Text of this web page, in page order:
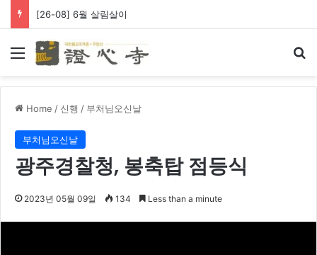
[26-08] 6월 살림살이
Menu
Home / 신행 / 부처님오신날
부처님오신날
광주경찰청, 봉축탑 점등식
2023년 05월 09일 134 Less than a minute